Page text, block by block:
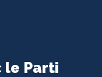
le Parti